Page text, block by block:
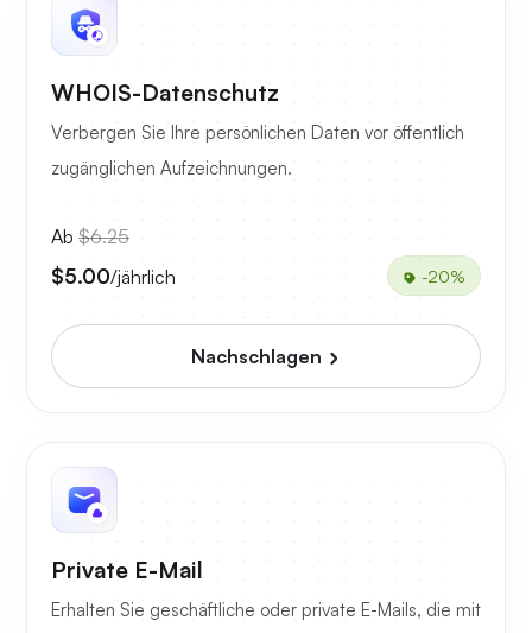
WHOIS-Datenschutz
Verbergen Sie Ihre persönlichen Daten vor öffentlich
zugänglichen Aufzeichnungen.
Ab $6.25
$5.00/jährlich -20%
Nachschlagen
Private E-Mail
Erhalten Sie geschäftliche oder private E-Mails, die mit